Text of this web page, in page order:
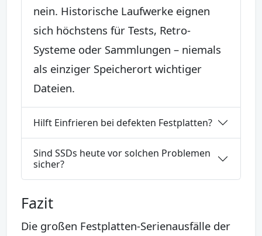
nein. Historische Laufwerke eignen
sich höchstens für Tests, Retro-
Systeme oder Sammlungen – niemals
als einziger Speicherort wichtiger
Dateien.
Hilft Einfrieren bei defekten Festplatten?
Sind SSDs heute vor solchen Problemen
sicher?
Fazit
Die großen Festplatten-Serienausfälle der